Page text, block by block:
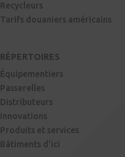
Recycleurs
Tarifs douaniers américains
RÉPERTOIRES
Équipementiers
Passerelles
Distributeurs
Innovations
Produits et services
Bâtiments d'ici